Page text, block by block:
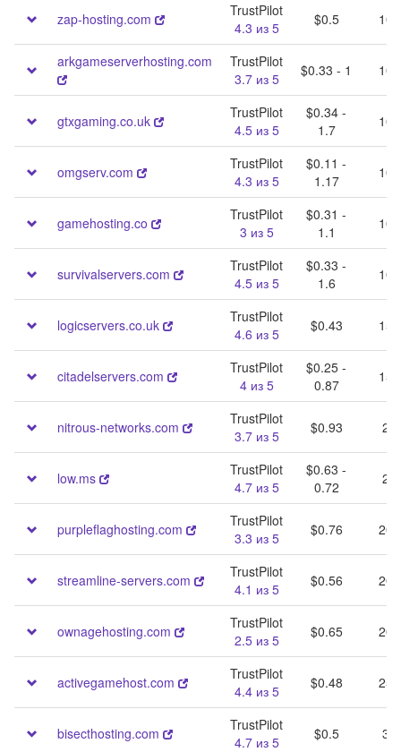
zap-hosting.com
TrustPilot
4.3 из 5
$0.5 10
arkgameserverhosting.com
TrustPilot
3.7 из 5
$0.33 - 1 10
gtxgaming.co.uk
TrustPilot
4.5 из 5
$0.34 -
1.7
10
omgserv.com
TrustPilot
4.3 из 5
$0.11 -
1.17
10
gamehosting.co
TrustPilot
3 из 5
$0.31 -
1.1
10
survivalservers.com
TrustPilot
4.5 из 5
$0.33 -
1.6
10
logicservers.co.uk
TrustPilot
4.6 из 5
$0.43 15
citadelservers.com
TrustPilot
4 из 5
$0.25 -
0.87
15
nitrous-networks.com
TrustPilot
3.7 из 5
$0.93 20
low.ms
TrustPilot
4.7 из 5
$0.63 -
0.72
20
purpleflaghosting.com
TrustPilot
3.3 из 5
$0.76 20
streamline-servers.com
TrustPilot
4.1 из 5
$0.56 20
ownagehosting.com
TrustPilot
2.5 из 5
$0.65 20
activegamehost.com
TrustPilot
4.4 из 5
$0.48 25
bisecthosting.com
TrustPilot
4.7 из 5
$0.5 30